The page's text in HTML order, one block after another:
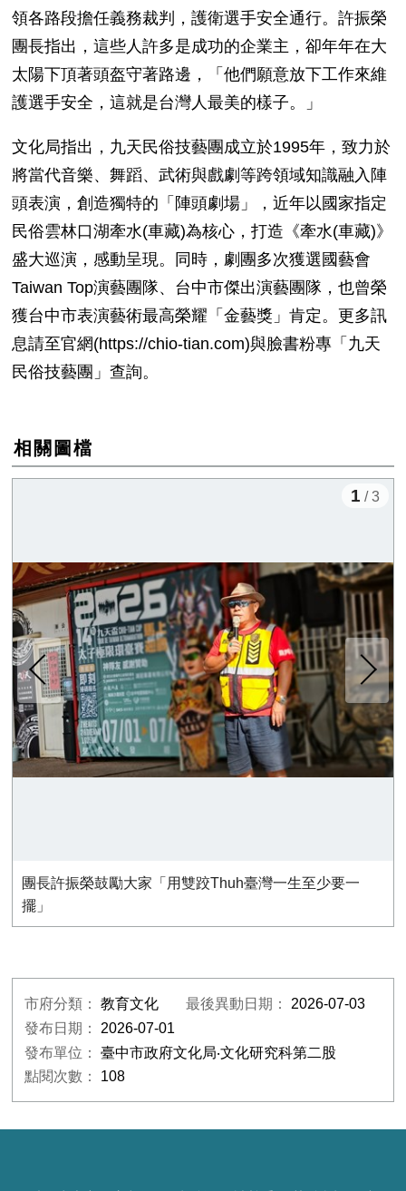
領各路段擔任義務裁判，護衛選手安全通行。許振榮
團長指出，這些人許多是成功的企業主，卻年年在大
太陽下頂著頭盔守著路邊，「他們願意放下工作來維
護選手安全，這就是台灣人最美的樣子。」
文化局指出，九天民俗技藝團成立於1995年，致力於
將當代音樂、舞蹈、武術與戲劇等跨領域知識融入陣
頭表演，創造獨特的「陣頭劇場」，近年以國家指定
民俗雲林口湖牽水(車藏)為核心，打造《牽水(車藏)》
盛大巡演，感動呈現。同時，劇團多次獲選國藝會
Taiwan Top演藝團隊、台中市傑出演藝團隊，也曾榮
獲台中市表演藝術最高榮耀「金藝獎」肯定。更多訊
息請至官網(https://chio-tian.com)與臉書粉專「九天
民俗技藝團」查詢。
相關圖檔
團長許振榮鼓勵大家「用雙跤Thuh臺灣一生至少要一
擺」
下一張
1 / 3
市府分類：教育文化 最後異動日期： 2026-07-03
發布日期： 2026-07-01
發布單位：臺中市政府文化局‧文化研究科第二股
點閱次數： 108